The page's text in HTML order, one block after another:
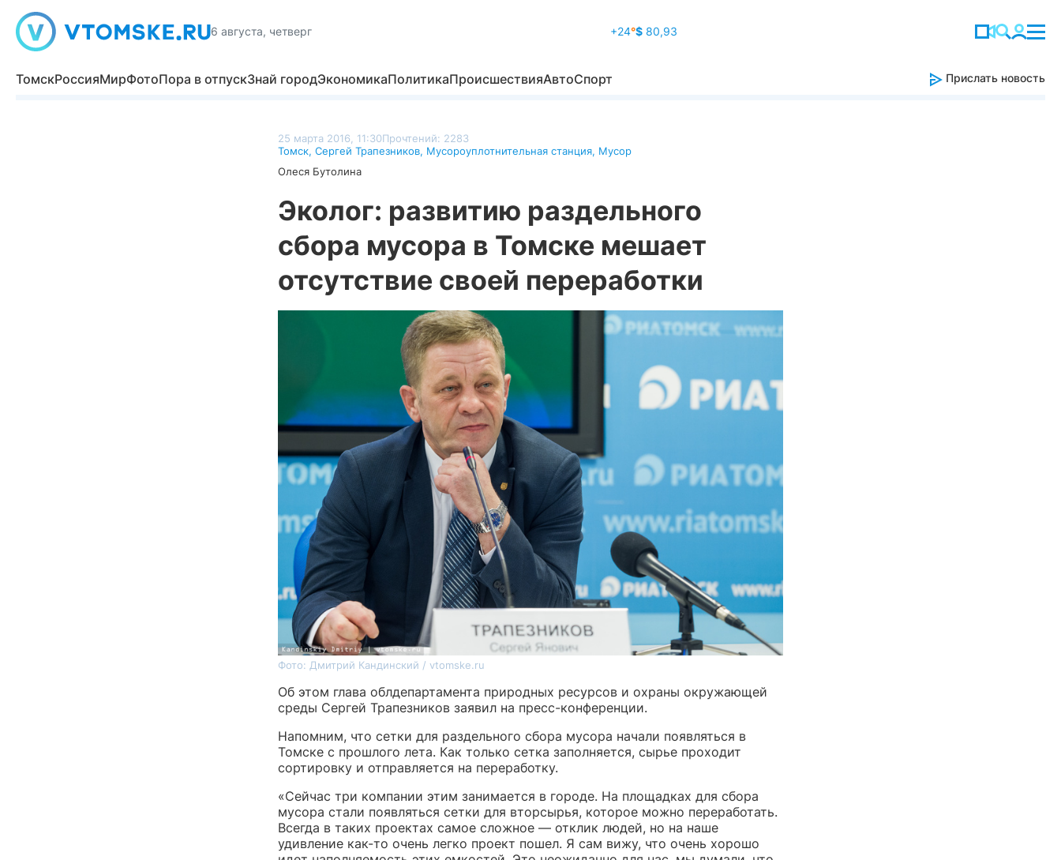
6 августа, четверг +24°$80,93
ТомскРоссияМирФотоПора в отпускЗнай городЭкономикаПолитикаПроисшествияАвтоСпорт Прислать новость
25 марта 2016, 11:30Прочтений: 2283
Томск, Сергей Трапезников, Мусороуплотнительная станция, Мусор
Олеся Бутолина
Эколог: развитию раздельного
сбора мусора в Томске мешает
отсутствие своей переработки
Фото: Дмитрий Кандинский / vtomske.ru
Об этом глава облдепартамента природных ресурсов и охраны окружающей
среды Сергей Трапезников заявил на пресс-конференции.
Напомним, что сетки для раздельного сбора мусора начали появляться в
Томске с прошлого лета. Как только сетка заполняется, сырье проходит
сортировку и отправляется на переработку.
«Сейчас три компании этим занимается в городе. На площадках для сбора
мусора стали появляться сетки для вторсырья, которое можно переработать.
Всегда в таких проектах самое сложное — отклик людей, но на наше
удивление как-то очень легко проект пошел. Я сам вижу, что очень хорошо